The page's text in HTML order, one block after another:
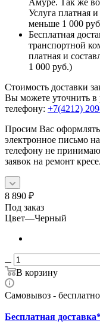
Услуга платная
меньше 1 000
Бесплатная
транспортной
платная и
1 000 руб.)
Стоимость доставки
Вы можете уточнить в
телефону: +7(4212)
Просим Вас оформлять
электронное письмо
телефону не
заявок на ремонт
8 890 ₽
Под заказ
Цвет—Черный
В корзину
Самовывоз - бесплатно
Бесплатная